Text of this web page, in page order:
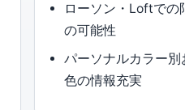
ローソン・Loftでの
の可能性
パーソナルカラー別
色の情報充実